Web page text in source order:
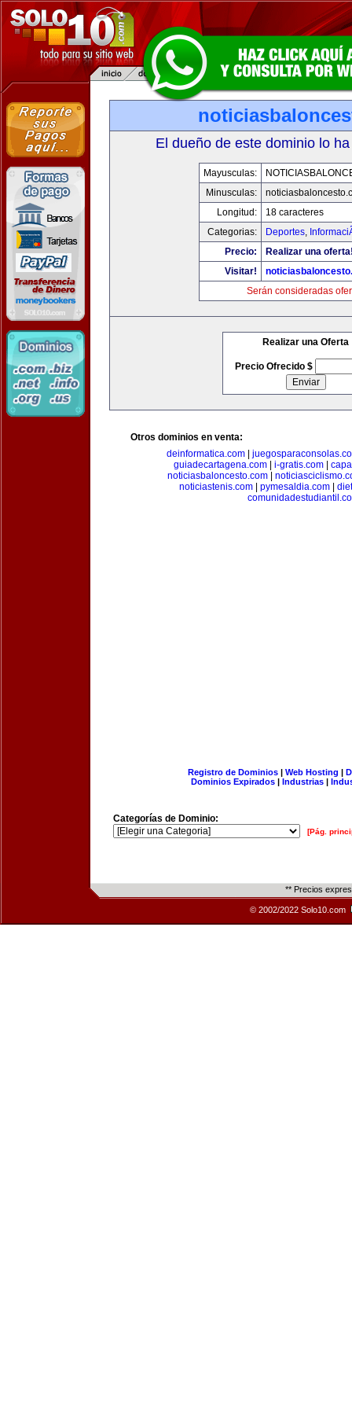
El dueño de este dominio lo
Mayusculas:
Minusculas:
Longitud:
18 caracteres
Categorias:
Deportes,
Precio:
Realizar una
Visitar!
Serán consideradas
Realizar una Oferta
Precio Ofrecido $
Otros dominios en venta:
deinformatica.com
guiadecartagena.com| i-gratis.com|
noticiasbaloncesto.com
noticiastenis.com
pymesaldia.com
Registro de Dominios| Web Hosting |
Dominios Expirados | Industrias |
Categorías de Dominio:
[Pág.
** Precios
© 2002/2022 Solo10.com